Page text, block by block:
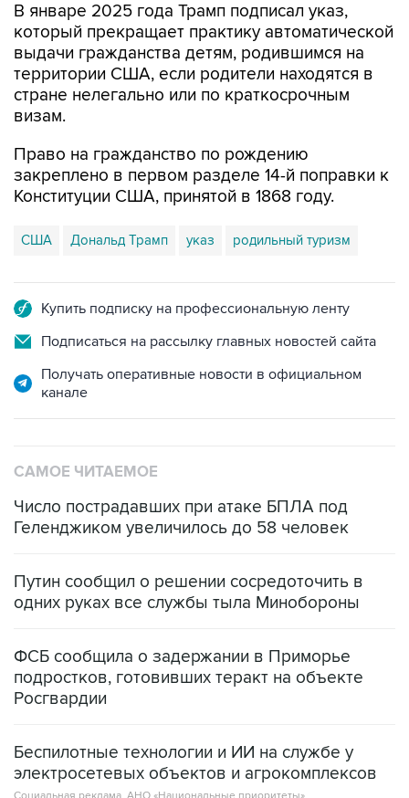
В январе 2025 года Трамп подписал указ,
который прекращает практику автоматической
выдачи гражданства детям, родившимся на
территории США, если родители находятся в
стране нелегально или по краткосрочным
визам.
Право на гражданство по рождению
закреплено в первом разделе 14-й поправки к
Конституции США, принятой в 1868 году.
США Дональд Трамп указ родильный туризм
Купить подписку на профессиональную ленту
Подписаться на рассылку главных новостей сайта
Получать оперативные новости в официальном
канале
САМОЕ ЧИТАЕМОЕ
Число пострадавших при атаке БПЛА под
Геленджиком увеличилось до 58 человек
Путин сообщил о решении сосредоточить в
одних руках все службы тыла Минобороны
ФСБ сообщила о задержании в Приморье
подростков, готовивших теракт на объекте
Росгвардии
Беспилотные технологии и ИИ на службе у
электросетевых объектов и агрокомплексов